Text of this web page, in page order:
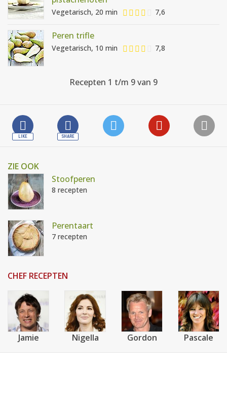
Vegetarisch, 20 min 7,6
Peren trifle
Vegetarisch, 10 min 7,8
Recepten 1 t/m 9 van 9
ZIE OOK
Stoofperen
8 recepten
Perentaart
7 recepten
CHEF RECEPTEN
Jamie Nigella Gordon Pascale